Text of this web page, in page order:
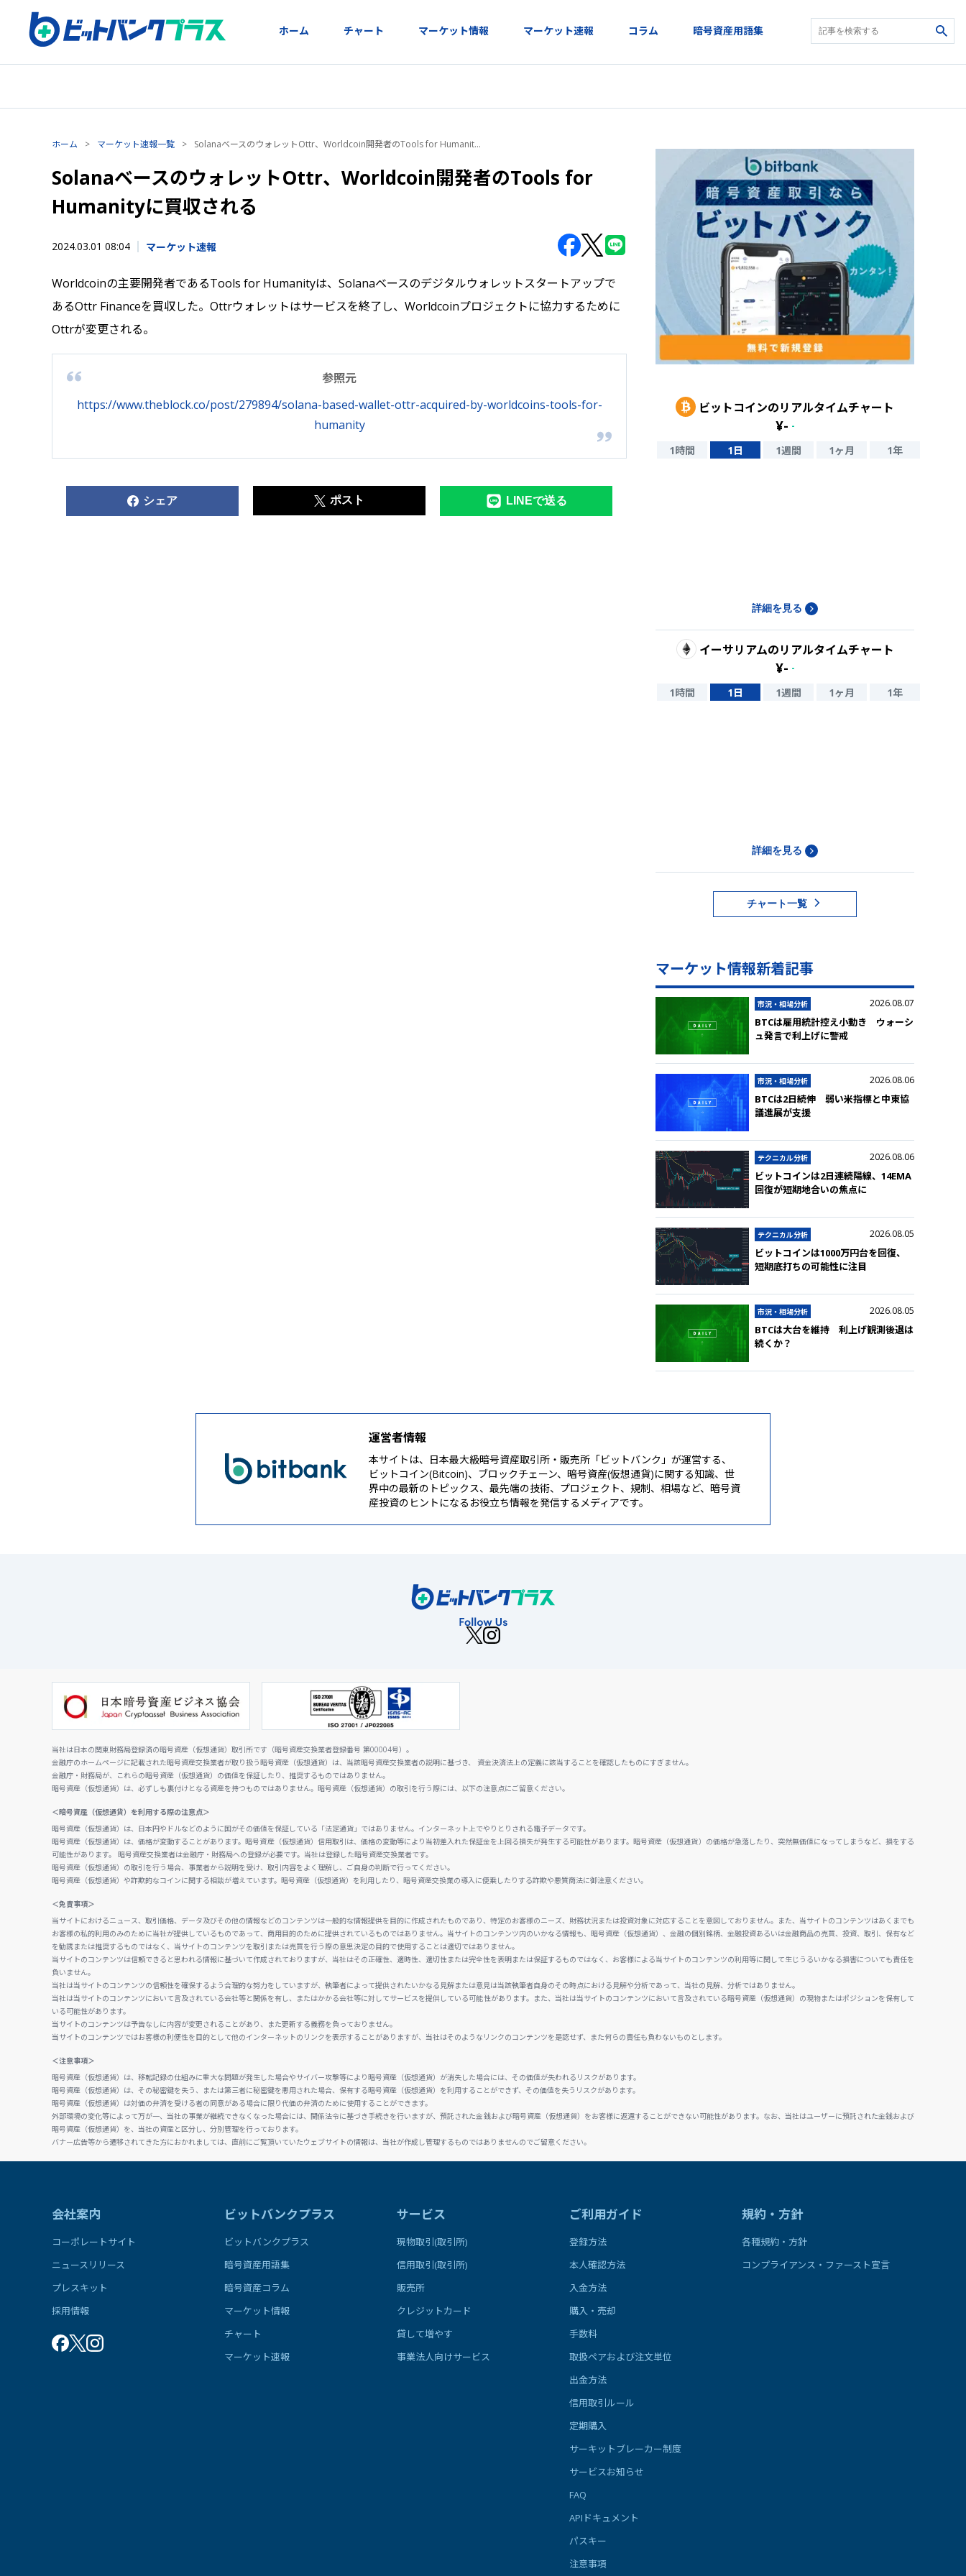
ホーム チャート マーケット情報 マーケット速報 コラム 暗号資産用語集
ホーム > マーケット速報一覧 > SolanaベースのウォレットOttr、Worldcoin開発者のTools for Humanit...
SolanaベースのウォレットOttr、Worldcoin開発者のTools for
Humanityに買収される
2024.03.01 08:04 マーケット速報
Worldcoinの主要開発者であるTools for Humanityは、Solanaベースのデジタルウォレットスタートアップで
あるOttr Financeを買収した。Ottrウォレットはサービスを終了し、Worldcoinプロジェクトに協力するために
Ottrが変更される。
参照元
https://www.theblock.co/post/279894/solana-based-wallet-ottr-acquired-by-worldcoins-tools-for-
humanity
シェア ポスト LINEで送る
ビットコインのリアルタイムチャート
¥- -
1時間 1日 1週間 1ヶ月 1年
詳細を見る
イーサリアムのリアルタイムチャート
¥- -
1時間 1日 1週間 1ヶ月 1年
詳細を見る
チャート一覧
マーケット情報新着記事
市況・相場分析 2026.08.07
BTCは雇用統計控え小動き ウォーシ
ュ発言で利上げに警戒
市況・相場分析 2026.08.06
BTCは2日続伸 弱い米指標と中東協
議進展が支援
テクニカル分析 2026.08.06
ビットコインは2日連続陽線、14EMA
回復が短期地合いの焦点に
テクニカル分析 2026.08.05
ビットコインは1000万円台を回復、
短期底打ちの可能性に注目
市況・相場分析 2026.08.05
BTCは大台を維持 利上げ観測後退は
続くか？
運営者情報
本サイトは、日本最大級暗号資産取引所・販売所「ビットバンク」が運営する、
ビットコイン(Bitcoin)、ブロックチェーン、暗号資産(仮想通貨)に関する知識、世
界中の最新のトピックス、最先端の技術、プロジェクト、規制、相場など、暗号資
産投資のヒントになるお役立ち情報を発信するメディアです。
当社は日本の関東財務局登録済の暗号資産（仮想通貨）取引所です（暗号資産交換業者登録番号 第00004号）。
金融庁のホームページに記載された暗号資産交換業者が取り扱う暗号資産（仮想通貨）は、当該暗号資産交換業者の説明に基づき、 資金決済法上の定義に該当することを確認したものにすぎません。
金融庁・財務局が、これらの暗号資産（仮想通貨）の価値を保証したり、推奨するものではありません。
暗号資産（仮想通貨）は、必ずしも裏付けとなる資産を持つものではありません。暗号資産（仮想通貨）の取引を行う際には、以下の注意点にご留意ください。
＜暗号資産（仮想通貨）を利用する際の注意点＞
暗号資産（仮想通貨）は、日本円やドルなどのように国がその価値を保証している「法定通貨」ではありません。インターネット上でやりとりされる電子データです。
暗号資産（仮想通貨）は、価格が変動することがあります。暗号資産（仮想通貨）信用取引は、価格の変動等により当初差入れた保証金を上回る損失が発生する可能性があります。暗号資産（仮想通貨）の価格が急落したり、突然無価値になってしまうなど、損をする
可能性があります。 暗号資産交換業者は金融庁・財務局への登録が必要です。当社は登録した暗号資産交換業者です。
暗号資産（仮想通貨）の取引を行う場合、事業者から説明を受け、取引内容をよく理解し、ご自身の判断で行ってください。
暗号資産（仮想通貨）や詐欺的なコインに関する相談が増えています。暗号資産（仮想通貨）を利用したり、暗号資産交換業の導入に便乗したりする詐欺や悪質商法に御注意ください。
＜免責事項＞
当サイトにおけるニュース、取引価格、データ及びその他の情報などのコンテンツは一般的な情報提供を目的に作成されたものであり、特定のお客様のニーズ、財務状況または投資対象に対応することを意図しておりません。また、当サイトのコンテンツはあくまでも
お客様の私的利用のみのために当社が提供しているものであって、商用目的のために提供されているものではありません。当サイトのコンテンツ内のいかなる情報も、暗号資産（仮想通貨）、金融の個別銘柄、金融投資あるいは金融商品の売買、投資、取引、保有など
を勧誘または推奨するものではなく、当サイトのコンテンツを取引または売買を行う際の意思決定の目的で使用することは適切ではありません。
当サイトのコンテンツは信頼できると思われる情報に基づいて作成されておりますが、当社はその正確性、適時性、適切性または完全性を表明または保証するものではなく、お客様による当サイトのコンテンツの利用等に関して生じうるいかなる損害についても責任を
負いません。
当社は当サイトのコンテンツの信頼性を確保するよう合理的な努力をしていますが、執筆者によって提供されたいかなる見解または意見は当該執筆者自身のその時点における見解や分析であって、当社の見解、分析ではありません。
当社は当サイトのコンテンツにおいて言及されている会社等と関係を有し、またはかかる会社等に対してサービスを提供している可能性があります。また、当社は当サイトのコンテンツにおいて言及されている暗号資産（仮想通貨）の現物またはポジションを保有して
いる可能性があります。
当サイトのコンテンツは予告なしに内容が変更されることがあり、また更新する義務を負っておりません。
当サイトのコンテンツではお客様の利便性を目的として他のインターネットのリンクを表示することがありますが、当社はそのようなリンクのコンテンツを是認せず、また何らの責任も負わないものとします。
＜注意事項＞
暗号資産（仮想通貨）は、移転記録の仕組みに重大な問題が発生した場合やサイバー攻撃等により暗号資産（仮想通貨）が消失した場合には、その価値が失われるリスクがあります。
暗号資産（仮想通貨）は、その秘密鍵を失う、または第三者に秘密鍵を悪用された場合、保有する暗号資産（仮想通貨）を利用することができず、その価値を失うリスクがあります。
暗号資産（仮想通貨）は対価の弁済を受ける者の同意がある場合に限り代価の弁済のために使用することができます。
外部環境の変化等によって万が一、当社の事業が継続できなくなった場合には、関係法令に基づき手続きを行いますが、預託された金銭および暗号資産（仮想通貨）をお客様に返還することができない可能性があります。なお、当社はユーザーに預託された金銭および
暗号資産（仮想通貨）を、当社の資産と区分し、分別管理を行っております。
バナー広告等から遷移されてきた方におかれましては、直前にご覧頂いていたウェブサイトの情報は、当社が作成し管理するものではありませんのでご留意ください。
会社案内
コーポレートサイト
ニュースリリース
プレスキット
採用情報
ビットバンクプラス
ビットバンクプラス
暗号資産用語集
暗号資産コラム
マーケット情報
チャート
マーケット速報
サービス
現物取引(取引所)
信用取引(取引所)
販売所
クレジットカード
貸して増やす
事業法人向けサービス
ご利用ガイド
登録方法
本人確認方法
入金方法
購入・売却
手数料
取扱ペアおよび注文単位
出金方法
信用取引ルール
定期購入
サーキットブレーカー制度
サービスお知らせ
FAQ
APIドキュメント
パスキー
注意事項
規約・方針
各種規約・方針
コンプライアンス・ファースト宣言